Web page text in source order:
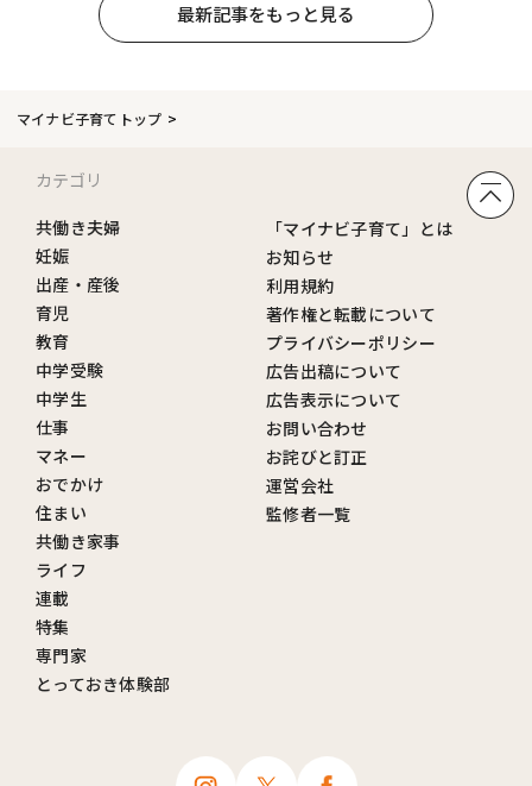
最新記事をもっと見る
マイナビ子育てトップ
カテゴリ
共働き夫婦
妊娠
出産・産後
育児
教育
中学受験
中学生
仕事
マネー
おでかけ
住まい
共働き家事
ライフ
連載
特集
専門家
とっておき体験部
「マイナビ子育て」とは
お知らせ
利用規約
著作権と転載について
プライバシーポリシー
広告出稿について
広告表示について
お問い合わせ
お詫びと訂正
運営会社
監修者一覧